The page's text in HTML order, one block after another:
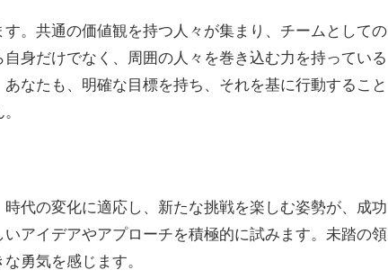
。共通の価値観を持つ人々が集まり、チームとしての
身だけでなく、周囲の人々を巻き込む力を持っている
なたも、明確な目標を持ち、それを基に行動すること
代の変化に適応し、新たな挑戦を楽しむ姿勢が、成功
アイデアやアプローチを積極的に試みます。未踏の領
勇気を感じます。